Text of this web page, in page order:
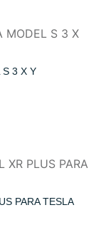
S 3 X Y
PARA TESLA